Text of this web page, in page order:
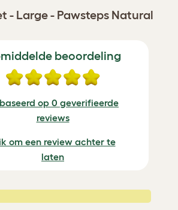
- Large - Pawsteps Natural
beoordeling
op 0 geverifieerde
reviews
om een review achter te
laten